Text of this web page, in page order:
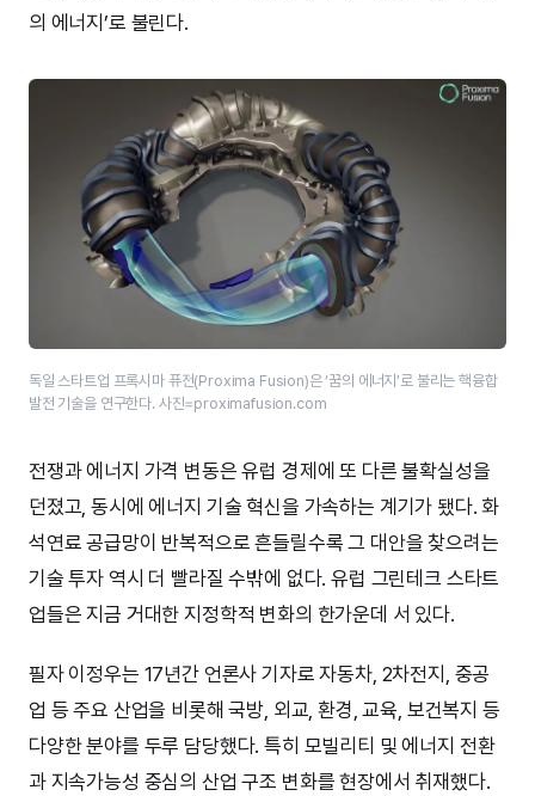
의 에너지’로 불린다.
독일 스타트업 프록시마 퓨전(Proxima Fusion)은 ‘꿈의 에너지’로 불리는 핵융합
발전 기술을 연구한다. 사진=proximafusion.com
전쟁과 에너지 가격 변동은 유럽 경제에 또 다른 불확실성을
던졌고, 동시에 에너지 기술 혁신을 가속하는 계기가 됐다. 화
석연료 공급망이 반복적으로 흔들릴수록 그 대안을 찾으려는
기술 투자 역시 더 빨라질 수밖에 없다. 유럽 그린테크 스타트
업들은 지금 거대한 지정학적 변화의 한가운데 서 있다.
필자 이정우는 17년간 언론사 기자로 자동차, 2차전지, 중공
업 등 주요 산업을 비롯해 국방, 외교, 환경, 교육, 보건복지 등
다양한 분야를 두루 담당했다. 특히 모빌리티 및 에너지 전환
과 지속가능성 중심의 산업 구조 변화를 현장에서 취재했다.